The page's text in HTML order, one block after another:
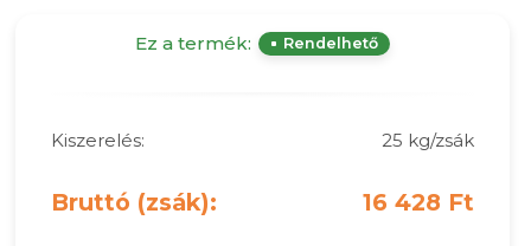
Ez a termék: Rendelhető
Kiszerelés: 25 kg/zsák
Bruttó (zsák): 16 428 Ft